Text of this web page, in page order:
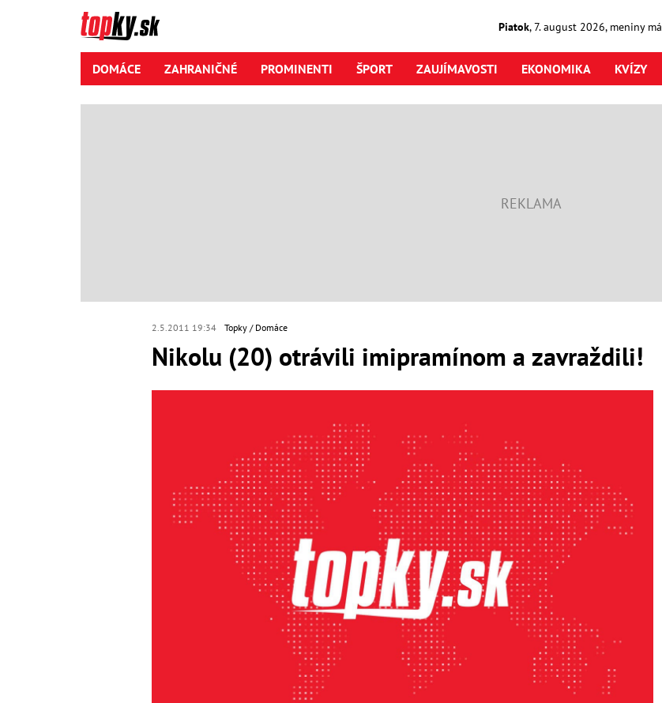
Piatok,7. august2026, meniny má
DOMÁCE ZAHRANIČNÉ PROMINENTI ŠPORT ZAUJÍMAVOSTI EKONOMIKA KVÍZY
2.5.2011 19:34 Topky Domáce
Nikolu (20) otrávili imipramínom a zavraždili!